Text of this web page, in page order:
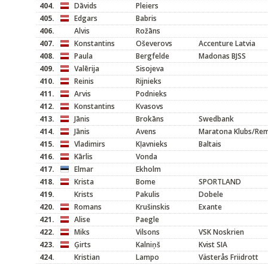
404.
Dāvids
Pleiers
405.
Edgars
Babris
406.
Alvis
Rožāns
407.
Konstantins Oševerovs
Accenture Latvia
408.
Paula Bergfelde
Madonas BJSS
409.
Valērija
Sisojeva
410.
Reinis
Rijnieks
411.
Arvis
Podnieks
412.
Konstantins
Kvasovs
413.
Jānis Brokāns
Swedbank
414.
Jānis Avens
Maratona Klubs/
415.
Vladimirs Kļavnieks
Baltais
416.
Kārlis
Vonda
417.
Elmar
Ekholm
418.
Krista Bome
SPORTLAND
419.
Krists Pakulis
Dobele
420.
Romans Krušinskis
Exante
421.
Alise
Paegle
422.
Miks Vilsons
VSK Noskrien
423.
Ģirts Kalniņš
Kvist SIA
424.
Kristian Lampo
Västerås Friidrott